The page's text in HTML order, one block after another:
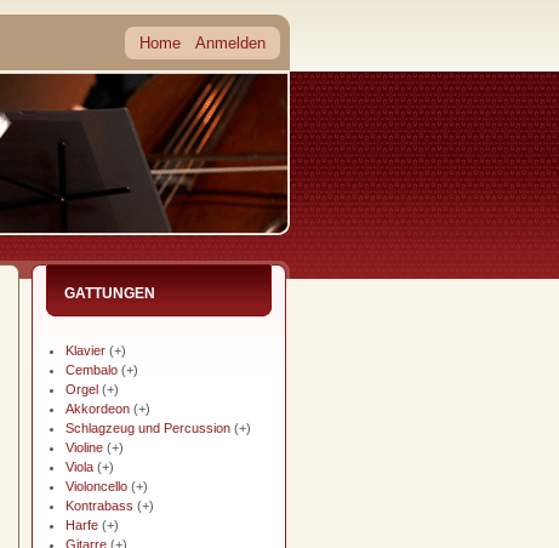
Home Anmelden
GATTUNGEN
Klavier (+)
Cembalo (+)
Orgel (+)
Akkordeon (+)
Schlagzeug und Percussion (+)
Violine (+)
Viola (+)
Violoncello (+)
Kontrabass (+)
Harfe (+)
Gitarre (+)